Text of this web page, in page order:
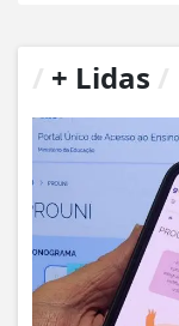
+ Lidas